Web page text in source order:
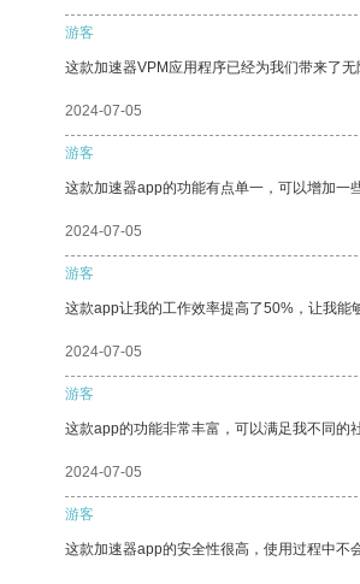
游客
这款加速器VPM应用程序已经为我们带来了无
2024-07-05
游客
这款加速器app的功能有点单一，可以增加一
2024-07-05
游客
这款app让我的工作效率提高了50%，让我能
2024-07-05
游客
这款app的功能非常丰富，可以满足我不同的
2024-07-05
游客
这款加速器app的安全性很高，使用过程中不